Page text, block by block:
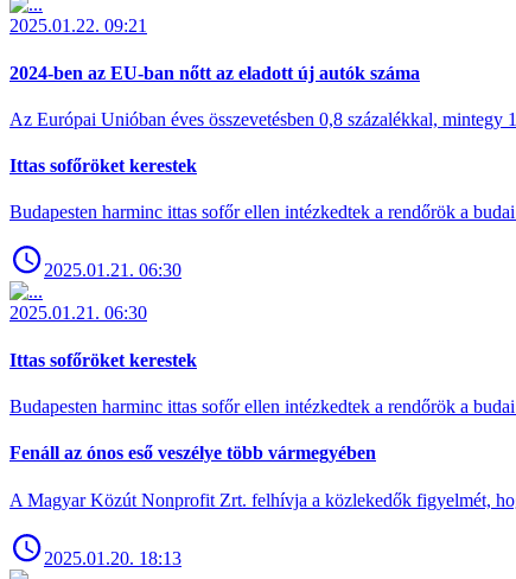
2025.01.22. 09:21
2024-ben az EU-ban nőtt az eladott új autók száma
Az Európai Unióban éves összevetésben 0,8 százalékkal, mintegy
Ittas sofőröket kerestek
Budapesten harminc ittas sofőr ellen intézkedtek a rendőrök a
2025.01.21. 06:30
2025.01.21. 06:30
Ittas sofőröket kerestek
Budapesten harminc ittas sofőr ellen intézkedtek a rendőrök a
Fenáll az ónos eső veszélye több vármegyében
A Magyar Közút Nonprofit Zrt. felhívja a közlekedők figyelmét,
2025.01.20. 18:13